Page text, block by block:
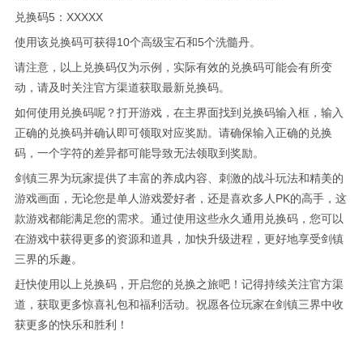
兑换码5：XXXXX
使用该兑换码可获得10个高级宝石和5个洗髓丹。
请注意，以上兑换码仅为示例，实际有效的兑换码可能会有所变
动，请及时关注官方渠道获取最新兑换码。
如何使用兑换码呢？打开游戏，在主界面找到兑换码输入框，输入
正确的兑换码并确认即可领取对应奖励。请确保输入正确的兑换
码，一个字符的差异都可能导致无法领取到奖励。
剑镇三界为玩家提供了丰富的养成内容、刺激的战斗玩法和精美的
游戏画面，无论您是单人游戏爱好者，还是喜欢多人PK的高手，这
款游戏都能满足您的需求。通过使用这些永久通用兑换码，您可以
在游戏中获得更多的资源和道具，加快升级进程，更好地享受剑镇
三界的乐趣。
赶快使用以上兑换码，开启您的兑换之旅吧！记得持续关注官方渠
道，获取更多惊喜礼包和福利活动。祝愿各位玩家在剑镇三界中收
获更多的快乐和胜利！